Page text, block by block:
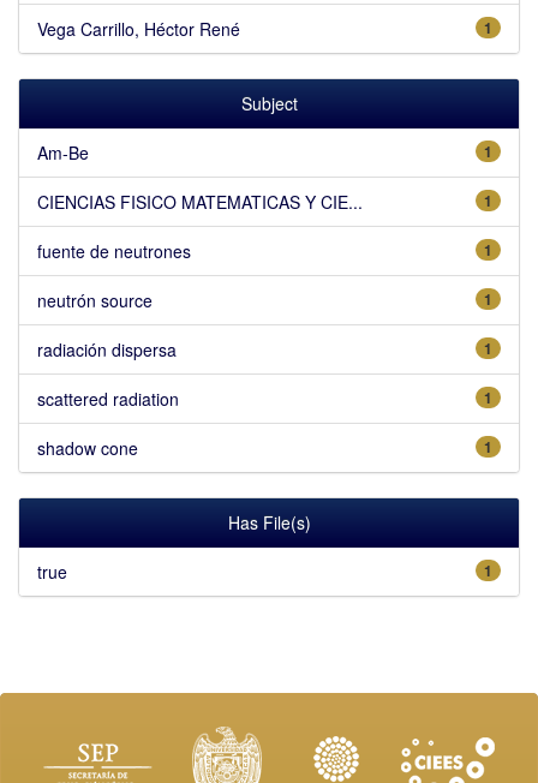
1
Vega Carrillo, Héctor René
Subject
1
Am-Be
1
CIENCIAS FISICO MATEMATICAS Y CIE...
1
fuente de neutrones
1
neutrón source
1
radiación dispersa
1
scattered radiation
1
shadow cone
Has File(s)
1
true